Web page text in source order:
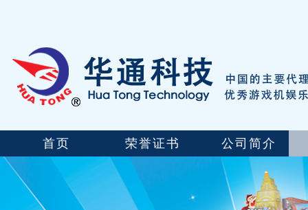
首页 荣誉证书 公司简介